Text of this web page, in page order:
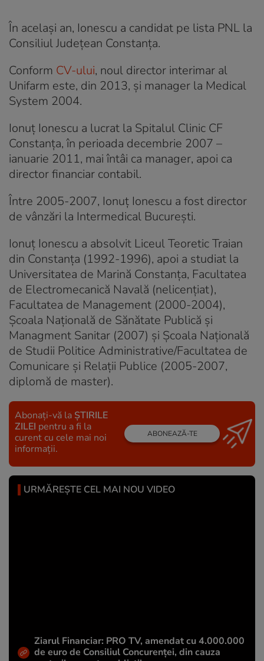
În același an, Ionescu a candidat pe lista PNL la
Consiliul Județean Constanța.
Conform CV-ului, noul director interimar al
Unifarm este, din 2013, și manager la Medical
System 2004.
Ionuț Ionescu a lucrat la Spitalul Clinic CF
Constanța, în perioada decembrie 2007 –
ianuarie 2011, mai întâi ca manager, apoi ca
director financiar contabil.
Între 2005-2007, Ionuț Ionescu a fost director
de vânzări la Intermedical București.
Ionuț Ionescu a absolvit Liceul Teoretic Traian
din Constanța (1992-1996), apoi a studiat la
Universitatea de Marină Constanța, Facultatea
de Electromecanică Navală (nelicențiat),
Facultatea de Management (2000-2004),
Școala Națională de Sănătate Publică și
Managment Sanitar (2007) și Școala Națională
de Studii Politice Administrative/Facultatea de
Comunicare și Relații Publice (2005-2007,
diplomă de master).
Abonați-vă la ȘTIRILE
ZILEI pentru a fi la
curent cu cele mai noi
informații.
ABONEAZĂ-TE
URMĂREȘTE CEL MAI NOU VIDEO
Ziarul Financiar: PRO TV, amendat cu 4.000.000
de euro de Consiliul Concurenței, din cauza